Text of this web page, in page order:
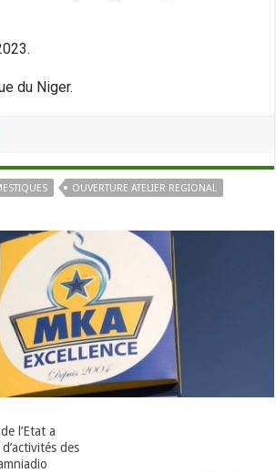
du Niger.
OUVERTURE ATELIER REGIONAL
l’Etat a
des